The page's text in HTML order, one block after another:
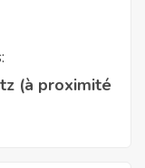
(à proximité